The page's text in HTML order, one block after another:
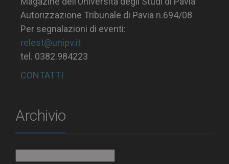
Autorizzazione Tribunale di Pavia n.694/08
Per segnalazioni di eventi:
relest@unipv.it
tel. 0382.984223
CONTATTI
Archivio